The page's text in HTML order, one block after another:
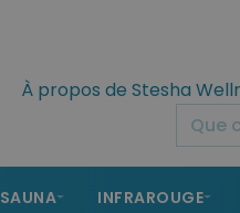
À propos de Stesha
SAUNA INFRAROUGE